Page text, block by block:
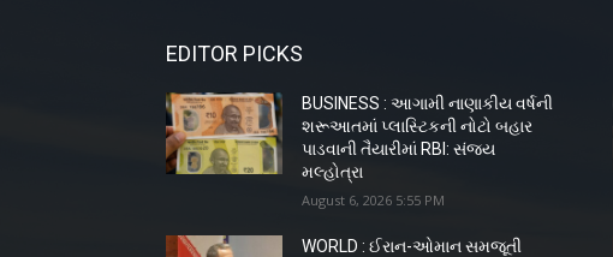
EDITOR PICKS
BUSINESS : આગામી નાણાકીય વર્ષની
શરૂઆતમાં પ્લાસ્ટિકની નોટો બહાર
પાડવાની તૈયારીમાં RBI: સંજય
મલ્હોત્રા
August 6, 2026 5:55 PM
WORLD : ઈરાન-ઓમાન સમજૂતી